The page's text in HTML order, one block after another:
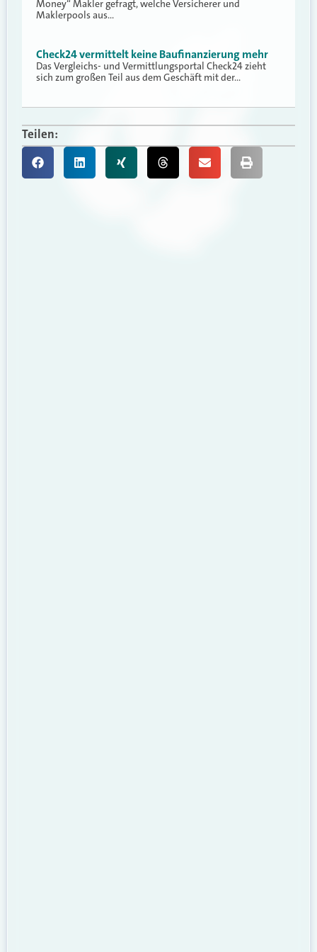
Money“ Makler gefragt, welche Versicherer und
Maklerpools aus…
Check24 vermittelt keine Baufinanzierung mehr
Das Vergleichs- und Vermittlungsportal Check24 zieht
sich zum großen Teil aus dem Geschäft mit der…
Teilen: